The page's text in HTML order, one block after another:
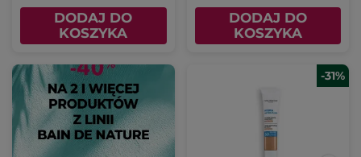
DODAJ DO
KOSZYKA
DODAJ DO
KOSZYKA
-31%